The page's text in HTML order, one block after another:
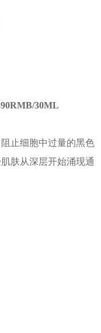
30ML
止细胞中过量的黑色
肤从深层开始涌现通